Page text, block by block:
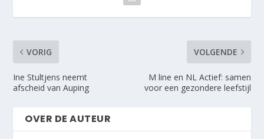
VORIG
Ine Stultjens neemt
afscheid van Auping
VOLGENDE
M line en NL Actief: samen
voor een gezondere leefstijl
OVER DE AUTEUR